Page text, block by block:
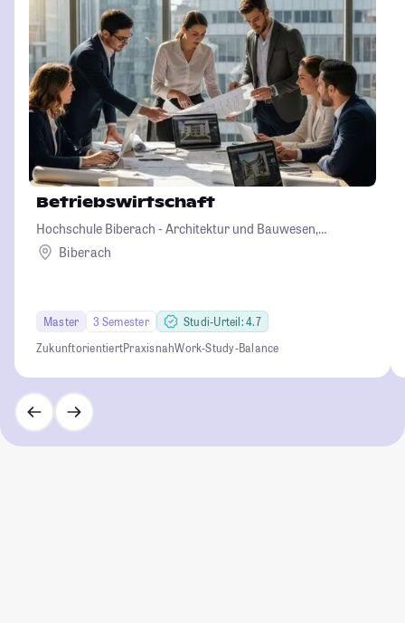
Betriebswirtschaft
Hochschule Biberach - Architektur und Bauwesen,
Betriebswirtschaft und Biotechnologie
Biberach
Master 3 Semester
Studi-Urteil: 4.7
ZukunftorientiertPraxisnahWork-Study-Balance